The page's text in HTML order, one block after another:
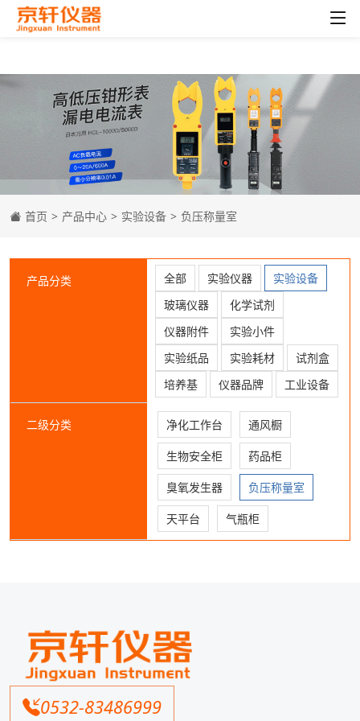
首页 > 产品中心 > 实验设备 > 负压称量室
产品分类 全部 实验仪器
实验设备
玻璃仪器
化学试剂
仪器附件
实验小件
实验纸品
实验耗材
试剂盒
培养基
仪器品牌 工业设备
二级分类 净化工作台 通风橱
生物安全柜 药品柜
臭氧发生器 负压称量室
天平台 气瓶柜
0532-83486999